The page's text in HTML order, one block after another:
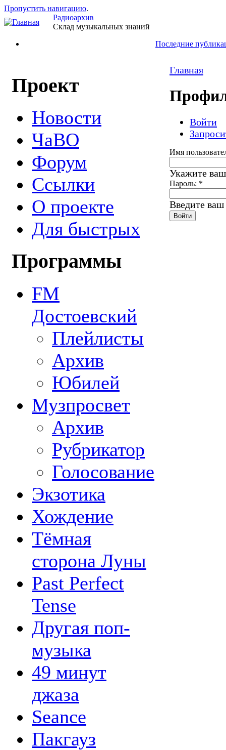
Пропустить навигацию.
Радиоархив
Склад музыкальных знаний
Последние
Проект
Новости
ЧаВО
Форум
Ссылки
О проекте
Для быстрых
Программы
FM
Достоевский
Плейлисты
Архив
Юбилей
Музпросвет
Архив
Рубрикатор
Голосование
Экзотика
Хождение
Тёмная
сторона Луны
Past Perfect
Tense
Другая поп-
музыка
49 минут
джаза
Seance
Пакгауз
Главная
Войти
Имя
Укажите
Пароль: *
Введите ваш